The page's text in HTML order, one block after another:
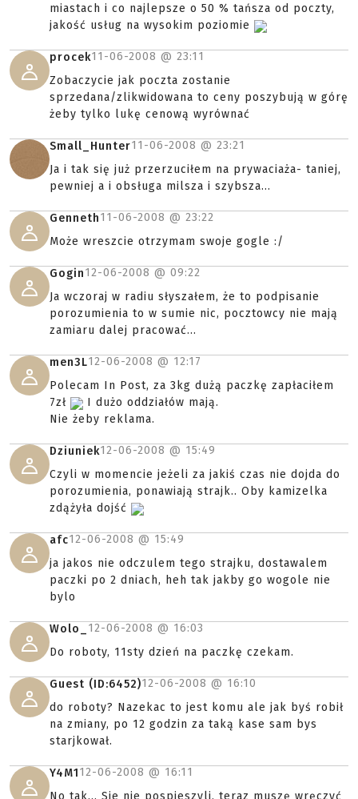
miastach i co najlepsze o 50 % tańsza od poczty,
jakość usług na wysokim poziomie
procek11-06-2008 @ 23:11
Zobaczycie jak poczta zostanie
sprzedana/zlikwidowana to ceny poszybują w górę
żeby tylko lukę cenową wyrównać
Small_Hunter11-06-2008 @ 23:21
Ja i tak się już przerzuciłem na prywaciaża- taniej,
pewniej a i obsługa milsza i szybsza...
Genneth11-06-2008 @ 23:22
Może wreszcie otrzymam swoje gogle :/
Gogin12-06-2008 @ 09:22
Ja wczoraj w radiu słyszałem, że to podpisanie
porozumienia to w sumie nic, pocztowcy nie mają
zamiaru dalej pracować...
men3L12-06-2008 @ 12:17
Polecam In Post, za 3kg dużą paczkę zapłaciłem
7zł
I dużo oddziałów mają.
Nie żeby reklama.
Dziuniek12-06-2008 @ 15:49
Czyli w momencie jeżeli za jakiś czas nie dojda do
porozumienia, ponawiają strajk.. Oby kamizelka
zdążyła dojść
afc12-06-2008 @ 15:49
ja jakos nie odczulem tego strajku, dostawalem
paczki po 2 dniach, heh tak jakby go wogole nie
bylo
Wolo_ 12-06-2008 @ 16:03
Do roboty, 11sty dzień na paczkę czekam.
Guest (ID:6452)12-06-2008 @ 16:10
do roboty? Nazekac to jest komu ale jak byś robił
na zmiany, po 12 godzin za taką kase sam bys
starjkował.
Y4M112-06-2008 @ 16:11